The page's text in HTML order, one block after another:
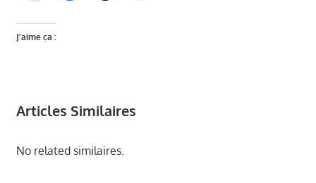
J’aime ça :
Articles Similaires
No related similaires.